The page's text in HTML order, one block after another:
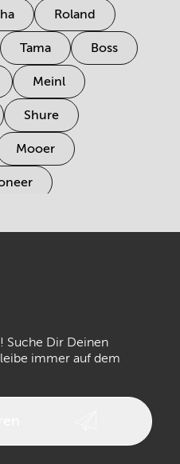
Roland
Tama Boss
Meinl
Shure
Mooer
Suche Dir Deinen
immer auf dem